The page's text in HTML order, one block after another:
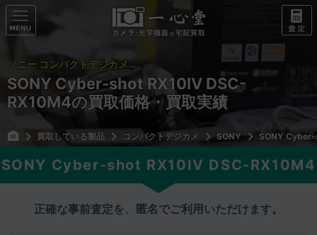
ソニー コンパクトデジカメ
SONY Cyber-shot RX10IV DSC-
RX10M4の買取価格・買取実績
買取している製品 コンパクトデジカメ SONY SONY
SONY Cyber-shot RX10IV DSC-RX10M4
正確な事前査定を、匿名でご利用いただけます。